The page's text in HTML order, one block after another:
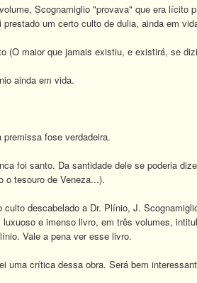
Scognamiglio "provava" que era
um certo culto de dulia, ainda em
(O maior que jamais existiu, e existirá, se
ainda em vida.
fose verdadeira.
foi santo. Da santidade dele se poderia
o tesouro de Veneza...).
culto descabelado a Dr. Plínio, J.
luxuoso e imenso livro, em três volumes,
Vale a pena ver esse livro.
uma crítica dessa obra. Será bem